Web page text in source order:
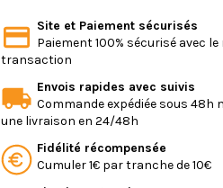
Site et Paiement sécurisés
Paiement 100% sécurisé avec
transaction
Envois rapides avec suivis
Commande expédiée sous 48h
une livraison en 24/48h
Fidélité récompensée
Cumuler 1€ par tranche de 10€